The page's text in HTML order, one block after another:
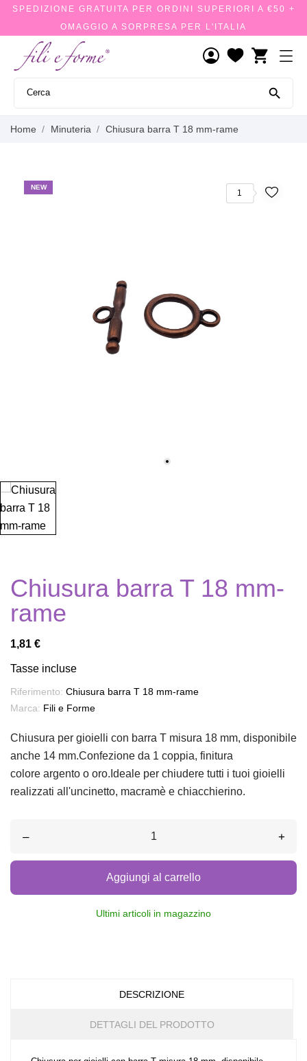
SPEDIZIONE GRATUITA PER ORDINI SUPERIORI A €50 +
OMAGGIO A SORPRESA PER L'ITALIA
shopping_cart

Home Minuteria Chiusura barra T 18 mm-rame
NEW
1
Chiusura barra T 18 mm-
rame
1,81 €
Tasse incluse
Riferimento: Chiusura barra T 18 mm-rame
Marca: Fili e Forme
Chiusura per gioielli con barra T misura 18 mm, disponibile
anche 14 mm.Confezione da 1 coppia, finitura
colore argento o oro.Ideale per chiudere tutti i tuoi gioielli
realizzati all'uncinetto, macramè e chiacchierino.
– +
Aggiungi al carrello
Ultimi articoli in magazzino
DESCRIZIONE
DETTAGLI DEL PRODOTTO